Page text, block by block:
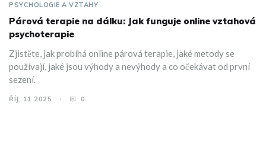
PSYCHOLOGIE A VZTAHY
Párová terapie na dálku: Jak funguje online vztahová
psychoterapie
Zjistěte, jak probíhá online párová terapie, jaké metody se
používají, jaké jsou výhody a nevýhody a co očekávat od první
sezení.
ŘÍJ, 11 2025 0